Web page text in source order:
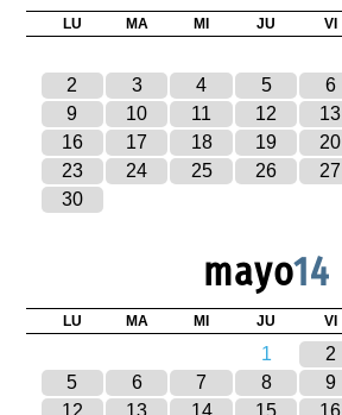
LU MA MI JU VI
2
3 4 5 6
9
10 11 12 13
16
17 18 19 20
23
24 25 26 27
30
mayo14
LU MA MI JU VI
1 2
5
6 7 8 9
12
13 14 15 16